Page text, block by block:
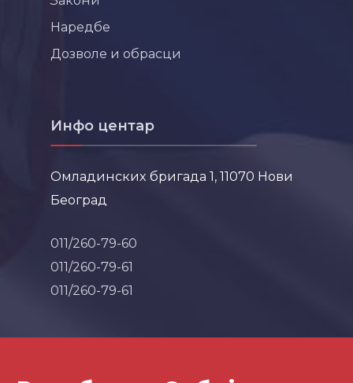
Наредбе
Дозволе и обрасци
Инфо центар
Омладинских бригада 1, 11070 Нови
Београд
011/260-79-60
011/260-79-61
011/260-79-61